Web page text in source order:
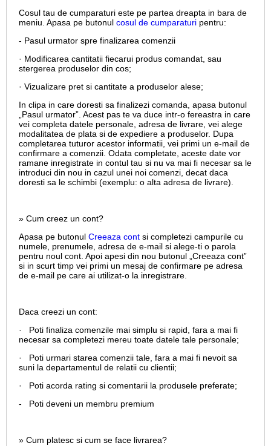
Cosul tau de cumparaturi este pe partea dreapta in bara de
meniu. Apasa pe butonul cosul de cumparaturi pentru:
- Pasul urmator spre finalizarea comenzii
· Modificarea cantitatii fiecarui produs comandat, sau
stergerea produselor din cos;
· Vizualizare pret si cantitate a produselor alese;
In clipa in care doresti sa finalizezi comanda, apasa butonul
„Pasul urmator”. Acest pas te va duce intr-o fereastra in care
vei completa datele personale, adresa de livrare, vei alege
modalitatea de plata si de expediere a produselor. Dupa
completarea tuturor acestor informatii, vei primi un e-mail de
confirmare a comenzii. Odata completate, aceste date vor
ramane inregistrate in contul tau si nu va mai fi necesar sa le
introduci din nou in cazul unei noi comenzi, decat daca
doresti sa le schimbi (exemplu: o alta adresa de livrare).
» Cum creez un cont?
Apasa pe butonul Creeaza cont si completezi campurile cu
numele, prenumele, adresa de e-mail si alege-ti o parola
pentru noul cont. Apoi apesi din nou butonul „Creeaza cont”
si in scurt timp vei primi un mesaj de confirmare pe adresa
de e-mail pe care ai utilizat-o la inregistrare.
Daca creezi un cont:
· Poti finaliza comenzile mai simplu si rapid, fara a mai fi
necesar sa completezi mereu toate datele tale personale;
· Poti urmari starea comenzii tale, fara a mai fi nevoit sa
suni la departamentul de relatii cu clientii;
· Poti acorda rating si comentarii la produsele preferate;
- Poti deveni un membru premium
» Cum platesc si cum se face livrarea?